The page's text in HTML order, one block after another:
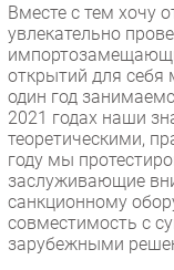
Вместе с тем хочу
увлекательно
открытий для себя
один год
2021 годах наши
теоретическими,
году мы
заслуживающие
санкционному
совместимость с
зарубежными